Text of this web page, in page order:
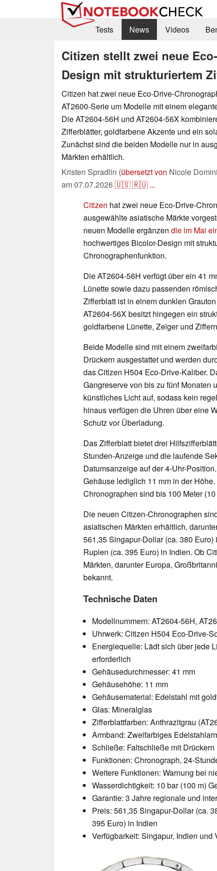
Tests News Videos
Citizen stellt zwei neue
Design mit strukturiertem
Citizen hat zwei neue Eco-Drive-
AT2600-Serie um Modelle mit einem
Die AT2604-56H und AT2604-56X
Zifferblätter, goldfarbene Akzente und ein
Zunächst sind die beiden Modelle nur in
Märkten erhältlich.
Kristen Spradlin (übersetzt von Nicole
am07.07.2026🇺🇸🇷🇺 ...
Citizen hat zwei neue Eco-Drive-
ausgewählte asiatische Märkte
neuen Modelle ergänzen die im Mai
hochwertiges Bicolor-Design mit
Chronographenfunktion.
Die AT2604-56H verfügt über ein 41
Lünette sowie dazu passenden
Zifferblatt ist in einem dunklen
AT2604-56X besitzt hingegen ein
goldfarbene Lünette, Zeiger und
Beide Modelle sind mit einem
Drückern ausgestattet und werden
das Citizen H504 Eco-Drive-Kaliber.
Gangreserve von bis zu fünf Monaten
künstliches Licht auf, sodass kein
hinaus verfügen die Uhren über eine
Schutz vor Überladung.
Das Zifferblatt bietet drei
Stunden-Anzeige und die laufende
Datumsanzeige auf der 4-Uhr-
Gehäuse lediglich 11 mm in der
Chronographen sind bis 100 Meter
Die neuen Citizen-Chronographen
asiatischen Märkten erhältlich,
561,35 Singapur-Dollar (ca. 380
Rupien (ca. 395 Euro) in Indien. Ob
Märkten, darunter Europa,
bekannt.
Technische Daten
Modellnummern: AT2604-56H,
Uhrwerk: Citizen H504 Eco-Drive-
Energiequelle: Lädt sich über jede
erforderlich
Gehäusedurchmesser: 41 mm
Gehäusehöhe: 11 mm
Gehäusematerial: Edelstahl mit
Glas: Mineralglas
Zifferblattfarben: Anthrazitgrau
Armband: Zweifarbiges
Schließe: Faltschließe mit Drückern
Funktionen: Chronograph, 24-
Weitere Funktionen: Warnung bei
Wasserdichtigkeit: 10 bar (100 m)
Garantie: 3 Jahre regionale und
Preis: 561,35 Singapur-Dollar (ca.
395 Euro) in Indien
Verfügbarkeit: Singapur, Indien